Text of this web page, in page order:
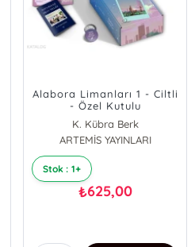
Alabora Limanları 1 - Ciltli
- Özel Kutulu
K. Kübra Berk
ARTEMİS YAYINLARI
Stok : 1+
₺625,00